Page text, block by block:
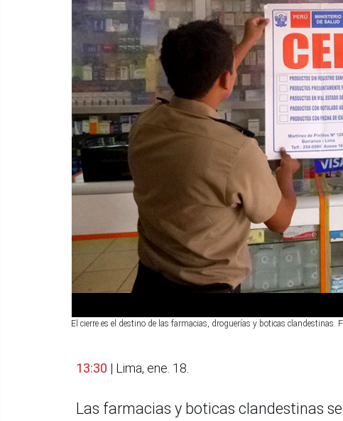
El cierre es el destino de las farmacias, droguerías y boticas clandestinas.
13:30 | Lima, ene. 18.
Las farmacias y boticas clandestinas